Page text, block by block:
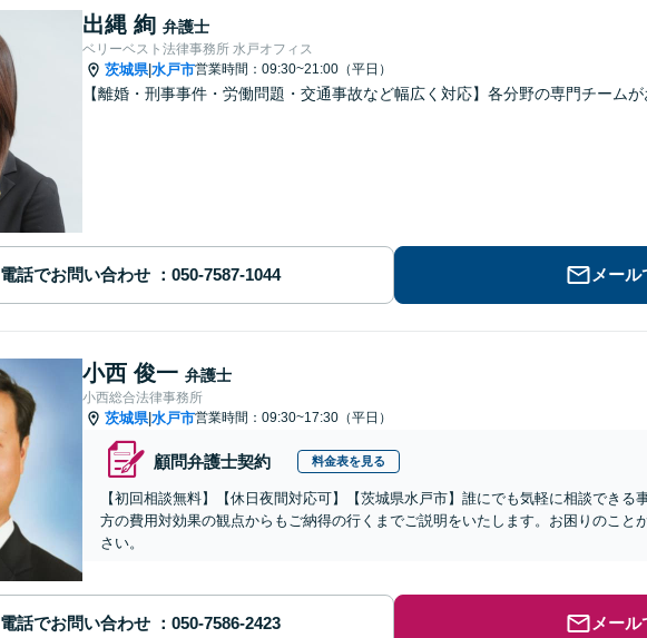
出縄 絢 弁護士
ベリーベスト法律事務所 水戸オフィス
茨城県|水戸市営業時間：09:30~21:00（平日）
【離婚・刑事事件・労働問題・交通事故など幅広く対応】各分野の専門チームが
電話でお問い合わせ メー
小西 俊一 弁護士
小西総合法律事務所
茨城県|水戸市営業時間：09:30~17:30（平日）
顧問弁護士契約 料金表を見る
【初回相談無料】【休日夜間対応可】【茨城県水戸市】誰にでも気軽に相談できる
方の費用対効果の観点からもご納得の行くまでご説明をいたします。お困りのこと
さい。
電話でお問い合わせ メー